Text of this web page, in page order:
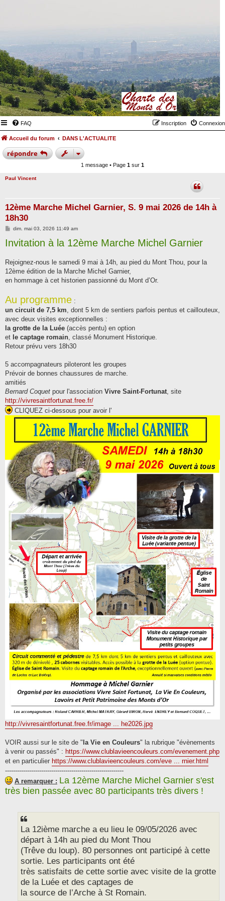
FAQ Connexion
Inscription
Accueil du forum DANS L'ACTUALITE
répondre
1 message • Page 1 sur 1
Paul Vincent
12ème Marche Michel Garnier, S. 9 mai 2026 de 14h à
18h30
M
s
s
e
dim. mai 03, 2026 11:49 am
Invitation à la 12ème Marche Michel Garnier
Rejoignez-nous le samedi 9 mai à 14h, au pied du Mont Thou, pour la
12ème édition de la Marche Michel Garnier,
en hommage à cet historien passionné du Mont d’Or.
Au programme :
un circuit de 7,5 km, dont 5 km de sentiers parfois pentus et caillouteux,
avec deux visites exceptionnelles :
la grotte de la Luée (accès pentu) en option
et le captage romain, classé Monument Historique.
Retour prévu vers 18h30
5 accompagnateurs piloteront les groupes
Prévoir de bonnes chaussures de marche.
amitiés
Bernard Coquet pour l'association Vivre Saint-Fortunat, site
http://vivresaintfortunat.free.fr/
CLIQUEZ ci-dessous pour avoir l'
http://vivresaintfortunat.free.fr/image ... he2026.jpg
VOIR aussi sur le site de " la Vie en Couleurs" la rubrique "évènements
à venir ou passés" : https://www.clublavieencouleurs.com/evenement.php
et en particulier https://www.clublavieencouleurs.com/eve ... rnier.html
-----------------------------------------------------------
A remarquer : La 12ème Marche Michel Garnier s'est
très bien passée avec 80 participants très divers !
La 12ième marche a eu lieu le 09/05/2026 avec
départ à 14h au pied du Mont Thou
(Trêve du loup). 80 personnes ont participé à cette
sortie. Les participants ont été
très satisfaits de cette sortie avec visite de la grotte
de la Luée et des captages de
la source de l’Arche à St Romain.